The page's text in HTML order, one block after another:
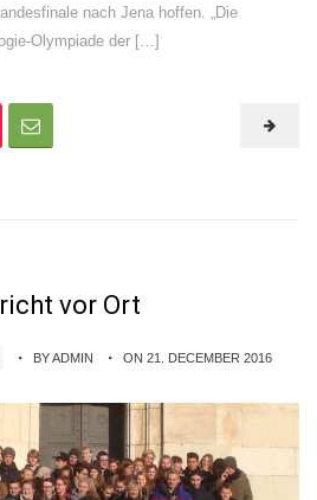
nach Jena hoffen. „Die
Olympiade der […]
vor Ort
BY ADMIN ON 21. DECEMBER 2016